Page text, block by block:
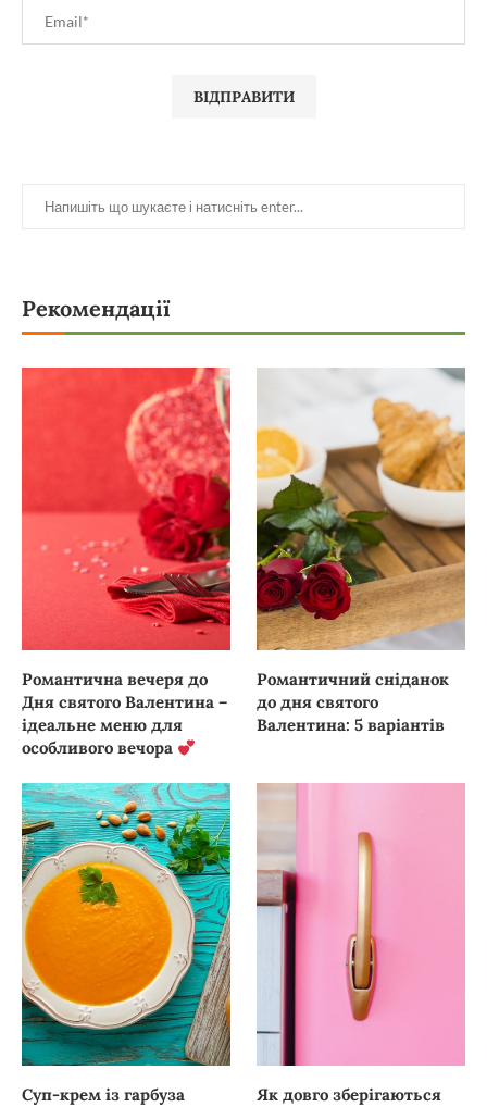
Рекомендації
Романтична вечеря до
Дня святого Валентина –
ідеальне меню для
особливого вечора
Романтичний сніданок
до дня святого
Валентина: 5 варіантів
Суп-крем із гарбуза
Як довго зберігаються